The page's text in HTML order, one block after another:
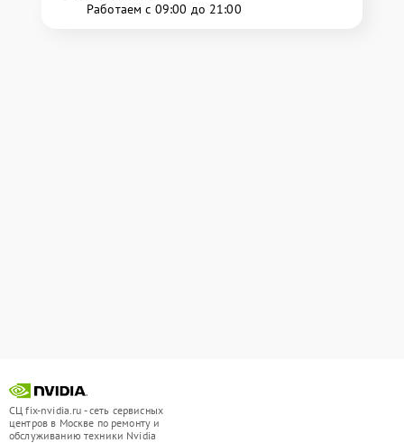
Работаем с 09:00 до 21:00
СЦ fix-nvidia.ru - сеть сервисных
центров в Москве по ремонту и
обслуживанию техники Nvidia